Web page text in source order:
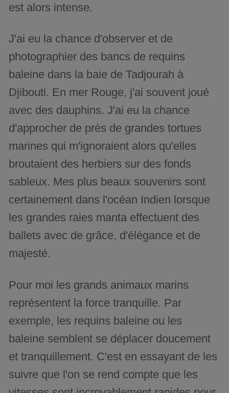
est alors intense.
J'ai eu la chance d'observer et de
photographier des bancs de requins
baleine dans la baie de Tadjourah à
Djibouti. En mer Rouge, j'ai souvent joué
avec des dauphins. J'ai eu la chance
d'approcher de près de grandes tortues
marines qui m'ignoraient alors qu'elles
broutaient des herbiers sur des fonds
sableux. Mes plus beaux souvenirs sont
certainement dans l'océan Indien lorsque
les grandes raies manta effectuent des
ballets avec de grâce, d'élégance et de
majesté.
Pour moi les grands animaux marins
représentent la force tranquille. Par
exemple, les requins baleine ou les
baleine semblent se déplacer doucement
et tranquillement. C'est en essayant de les
suivre que l'on se rend compte que les